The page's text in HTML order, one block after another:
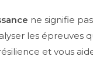
ne signifie
les épreuves
et vous